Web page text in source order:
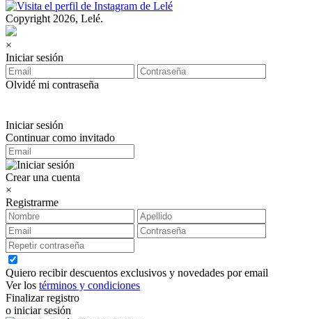
Copyright 2026, Lelé.
×
Iniciar sesión
Olvidé mi contraseña
Iniciar sesión
Continuar como invitado
Crear una cuenta
×
Registrarme
Quiero recibir descuentos exclusivos y novedades por email
Ver los términos y condiciones
Finalizar registro
o iniciar sesión